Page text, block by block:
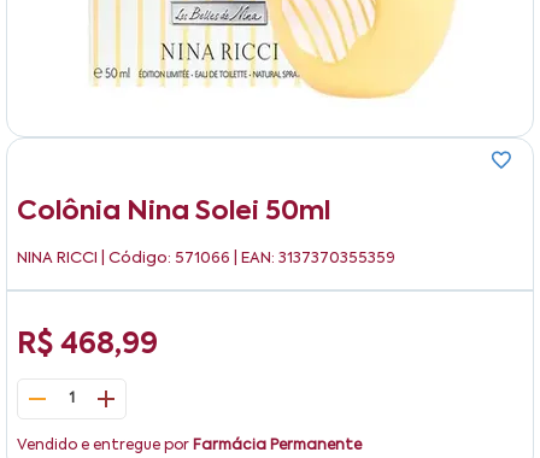
Colônia Nina Solei 50ml
NINA RICCI | Código: 571066 | EAN: 3137370355359
R$ 468,99
1
Vendido e entregue por Farmácia Permanente